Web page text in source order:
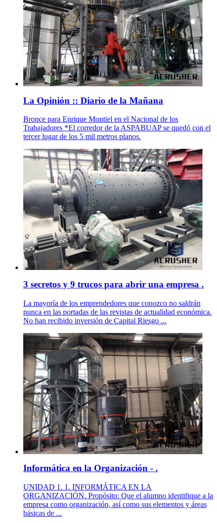
La Opinión :: Diario de la Mañana
Bronce para Enrique Montiel en el Nacional de los
Trabajadores *El corredor de la ASPABUAP se quedó con el
tercer lugar de los 5 mil metros planos.
3 secretos y 9 trucos para abrir una empresa .
La mayoría de los emprendedores que conozco no saldrán
nunca en las portadas de las revistas de actualidad económica.
No han recibido inversión de Capital Riesgo ...
Informática en la Organización - .
UNIDAD 1. 1. INFORMÁTICA EN LA
ORGANIZACIÓN. Propósito: Que el alumno identifique a la
empresa como organización, así como sus elementos y áreas
básicas de ...